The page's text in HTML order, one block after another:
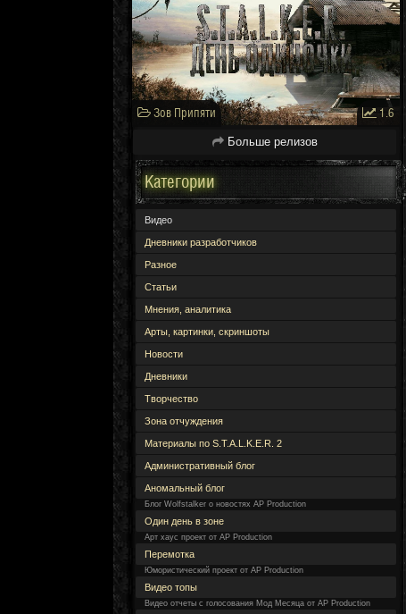
Зов Припяти 1.6
Больше релизов
Категории
Видео
Дневники разработчиков
Разное
Статьи
Мнения, аналитика
Арты, картинки, скриншоты
Новости
Дневники
Творчество
Зона отчуждения
Материалы по S.T.A.L.K.E.R. 2
Административный блог
Аномальный блог
Блог Wolfstalker о новостях AP Production
Один день в зоне
Арт хаус проект от AP Production
Перемотка
Юмористический проект от AP Production
Видео топы
Видео отчеты с голосования Мод Месяца от AP Production